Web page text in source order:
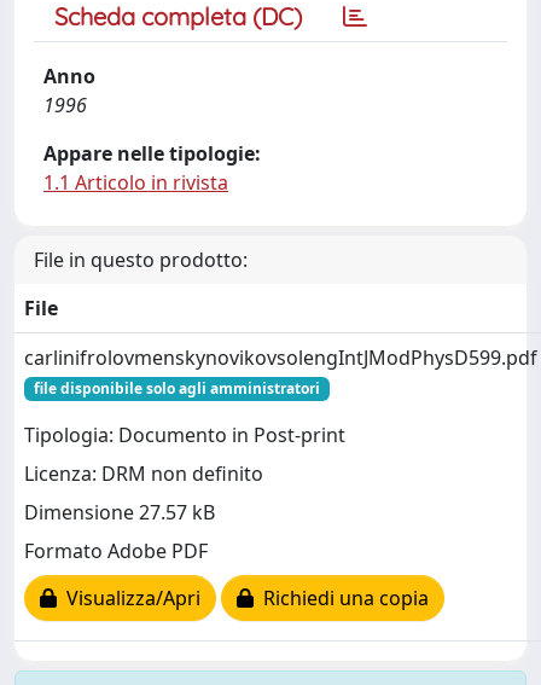
Scheda completa (DC)
Anno
1996
Appare nelle tipologie:
1.1 Articolo in rivista
File in questo prodotto:
File
carlinifrolovmenskynovikovsolengIntJModPhysD599.pdf
file disponibile solo agli amministratori
Tipologia: Documento in Post-print
Licenza: DRM non definito
Dimensione 27.57 kB
Formato Adobe PDF
Visualizza/Apri
Richiedi una copia